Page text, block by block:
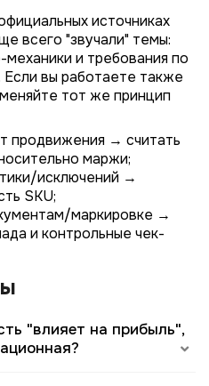
источниках
всего "звучали" темы:
и требования по
вы работаете также
тот же принцип
продвижения → считать
маржи;
исключений →
SKU;
маркировке →
и контрольные чек-
"влияет на прибыль",